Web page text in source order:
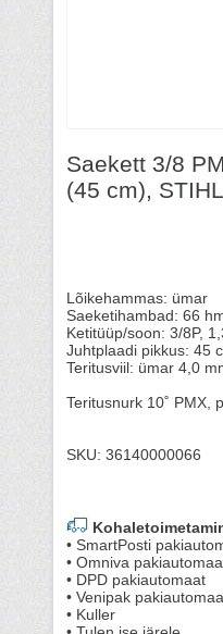
Saekett 3/8
(45 cm), STIHL
Lõikehammas: ümar
Saeketihambad: 66
Ketitüüp/soon: 3/8P,
Juhtplaadi pikkus: 45
Teritusviil: ümar 4,0
Teritusnurk 10˚ PMX,
SKU: 36140000066
• SmartPosti
• Omniva
• DPD pakiautomaat
• Venipak
• Kuller